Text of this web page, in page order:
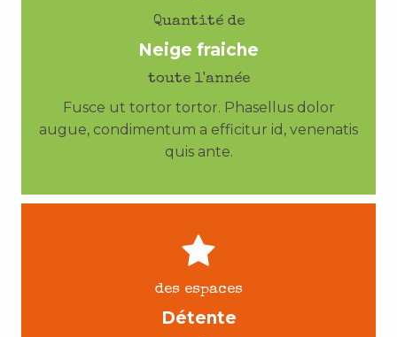
Quantité de
Neige fraiche
toute l'année
Fusce ut tortor tortor. Phasellus dolor
augue, condimentum a efficitur id, venenatis
quis ante.
des espaces
Détente